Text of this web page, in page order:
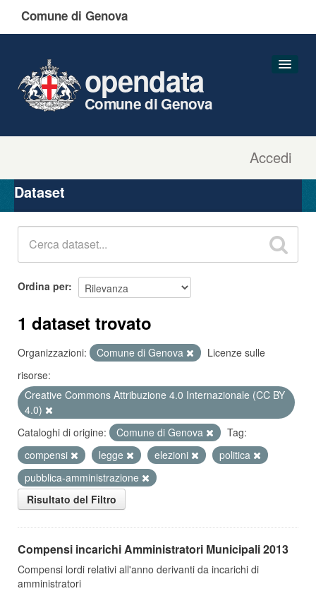
Comune di Genova
Accedi
opendata
Comune di Genova
Organizzazioni
Gruppi
Dataset
Ordina per
1 dataset trovato
Organizzazioni: Comune di Genova
Licenze sulle
risorse:
Creative Commons Attribuzione 4.0 Internazionale (CC BY
4.0)
Cataloghi di origine:
Comune di Genova
Tag:
compensi
legge elezioni
politica
pubblica-amministrazione
Risultato del Filtro
Compensi incarichi Amministratori Municipali 2013
Compensi lordi relativi all'anno derivanti da incarichi di
amministratori